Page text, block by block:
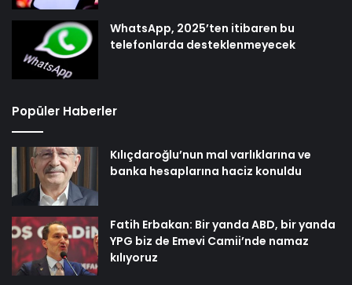
WhatsApp, 2025’ten itibaren bu
telefonlarda desteklenmeyecek
Popüler Haberler
Kılıçdaroğlu’nun mal varlıklarına ve
banka hesaplarına haciz konuldu
Fatih Erbakan: Bir yanda ABD, bir yanda
YPG biz de Emevi Camii’nde namaz
kılıyoruz